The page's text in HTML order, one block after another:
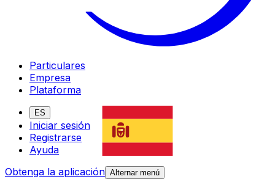
Particulares
Empresa
Plataforma
ES
Iniciar sesión
Registrarse
Ayuda
Obtenga la aplicación Alternar menú